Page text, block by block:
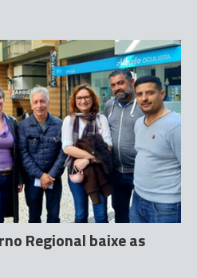
Regional baixe as